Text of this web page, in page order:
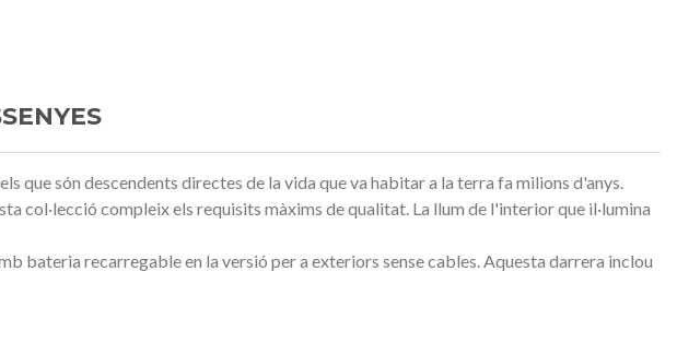
que són descendents directes de la vida que va habitar a la terra fa milions d'anys.
col·lecció compleix els requisits màxims de qualitat. La llum de l'interior que il·lumina
bateria recarregable en la versió per a exteriors sense cables.Aquesta darrera inclou